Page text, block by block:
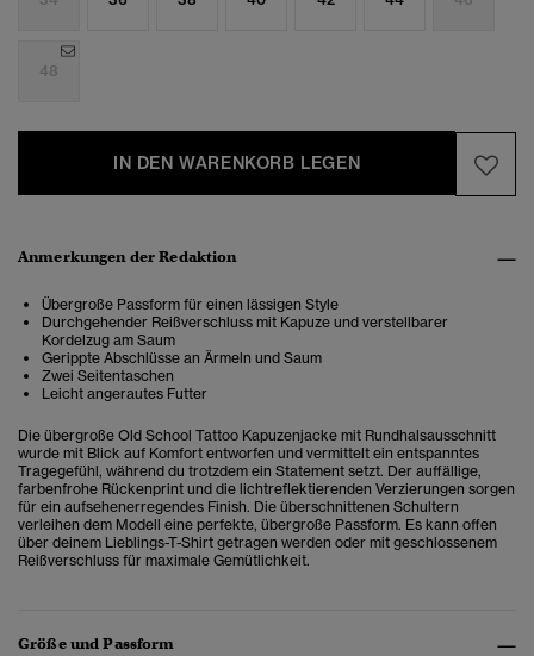
48
IN DEN WARENKORB LEGEN
Anmerkungen der Redaktion
Übergroße Passform für einen lässigen Style
Durchgehender Reißverschluss mit Kapuze und verstellbarer
Kordelzug am Saum
Gerippte Abschlüsse an Ärmeln und Saum
Zwei Seitentaschen
Leicht angerautes Futter
Die übergroße Old School Tattoo Kapuzenjacke mit Rundhalsausschnitt
wurde mit Blick auf Komfort entworfen und vermittelt ein entspanntes
Tragegefühl, während du trotzdem ein Statement setzt. Der auffällige,
farbenfrohe Rückenprint und die lichtreflektierenden Verzierungen sorgen
für ein aufsehenerregendes Finish. Die überschnittenen Schultern
verleihen dem Modell eine perfekte, übergroße Passform. Es kann offen
über deinem Lieblings-T-Shirt getragen werden oder mit geschlossenem
Reißverschluss für maximale Gemütlichkeit.
Größe und Passform